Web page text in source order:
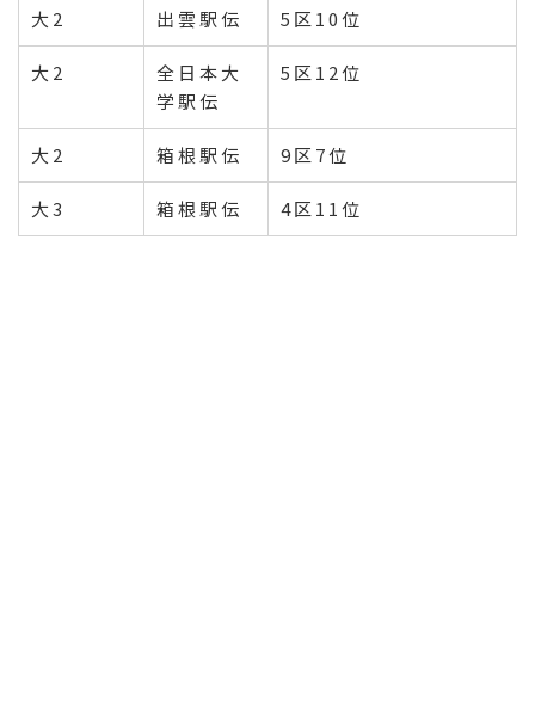
大2 出雲駅伝 5区10位
大2
全日本大
学駅伝
5区12位
大2 箱根駅伝 9区7位
大3 箱根駅伝 4区11位